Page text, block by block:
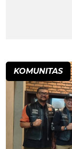
KOMUNITAS